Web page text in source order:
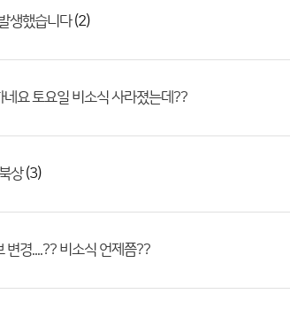
생했습니다(2)
요 토요일 비소식 사라졌는데??
상(3)
변경....?? 비소식 언제쯤??